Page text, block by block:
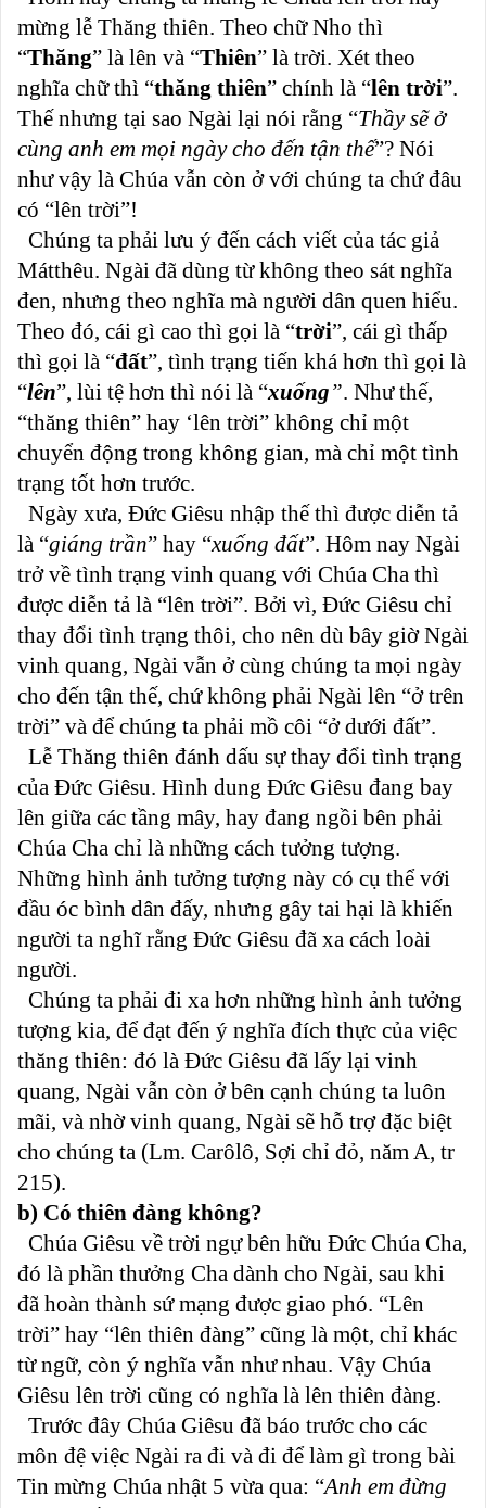
mừng lễ Thăng thiên. Theo chữ Nho thì
“Thăng” là lên và “Thiên” là trời. Xét theo
nghĩa chữ thì “thăng thiên” chính là “lên trời”.
Thế nhưng tại sao Ngài lại nói rằng “Thầy sẽ ở
cùng anh em mọi ngày cho đến tận thế”? Nói
như vậy là Chúa vẫn còn ở với chúng ta chứ đâu
có “lên trời”!
Chúng ta phải lưu ý đến cách viết của tác giả
Mátthêu. Ngài đã dùng từ không theo sát nghĩa
đen, nhưng theo nghĩa mà người dân quen hiểu.
Theo đó, cái gì cao thì gọi là “trời”, cái gì thấp
thì gọi là “đất”, tình trạng tiến khá hơn thì gọi là
“lên”, lùi tệ hơn thì nói là “xuống”. Như thế,
“thăng thiên” hay ‘lên trời” không chỉ một
chuyển động trong không gian, mà chỉ một tình
trạng tốt hơn trước.
Ngày xưa, Đức Giêsu nhập thế thì được diễn tả
là “giáng trần” hay “xuống đất”. Hôm nay Ngài
trở về tình trạng vinh quang với Chúa Cha thì
được diễn tả là “lên trời”. Bởi vì, Đức Giêsu chỉ
thay đổi tình trạng thôi, cho nên dù bây giờ Ngài
vinh quang, Ngài vẫn ở cùng chúng ta mọi ngày
cho đến tận thế, chứ không phải Ngài lên “ở trên
trời” và để chúng ta phải mồ côi “ở dưới đất”.
Lễ Thăng thiên đánh dấu sự thay đổi tình trạng
của Đức Giêsu. Hình dung Đức Giêsu đang bay
lên giữa các tầng mây, hay đang ngồi bên phải
Chúa Cha chỉ là những cách tưởng tượng.
Những hình ảnh tưởng tượng này có cụ thể với
đầu óc bình dân đấy, nhưng gây tai hại là khiến
người ta nghĩ rằng Đức Giêsu đã xa cách loài
người.
Chúng ta phải đi xa hơn những hình ảnh tưởng
tượng kia, để đạt đến ý nghĩa đích thực của việc
thăng thiên: đó là Đức Giêsu đã lấy lại vinh
quang, Ngài vẫn còn ở bên cạnh chúng ta luôn
mãi, và nhờ vinh quang, Ngài sẽ hỗ trợ đặc biệt
cho chúng ta (Lm. Carôlô, Sợi chỉ đỏ, năm A, tr
215).
b) Có thiên đàng không?
Chúa Giêsu về trời ngự bên hữu Đức Chúa Cha,
đó là phần thưởng Cha dành cho Ngài, sau khi
đã hoàn thành sứ mạng được giao phó. “Lên
trời” hay “lên thiên đàng” cũng là một, chỉ khác
từ ngữ, còn ý nghĩa vẫn như nhau. Vậy Chúa
Giêsu lên trời cũng có nghĩa là lên thiên đàng.
Trước đây Chúa Giêsu đã báo trước cho các
môn đệ việc Ngài ra đi và đi để làm gì trong bài
Tin mừng Chúa nhật 5 vừa qua: “Anh em đừng